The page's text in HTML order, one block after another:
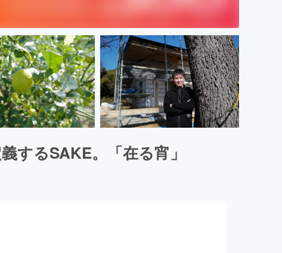
するSAKE。「在る宵」